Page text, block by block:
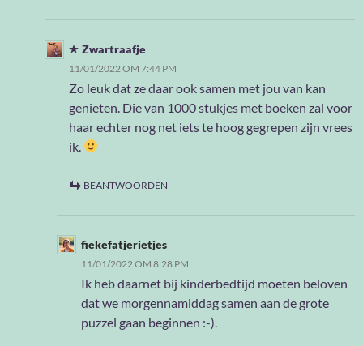
Zwartraafje
11/01/2022 OM 7:44 PM
Zo leuk dat ze daar ook samen met jou van kan
genieten. Die van 1000 stukjes met boeken zal voor
haar echter nog net iets te hoog gegrepen zijn vrees
ik.
BEANTWOORDEN
fiekefatjerietjes
11/01/2022 OM 8:28 PM
Ik heb daarnet bij kinderbedtijd moeten beloven
dat we morgennamiddag samen aan de grote
puzzel gaan beginnen :-).